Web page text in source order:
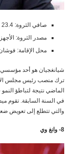
صافي الثروة: 23.4 مليار دولار
مصدر الثروة:
محل الإقامة:
شيانغجيان هو أحد مؤسسي
في السنة السابقة. تقوم
والتي تتطلع إلى تعويض
8- وانغ وي